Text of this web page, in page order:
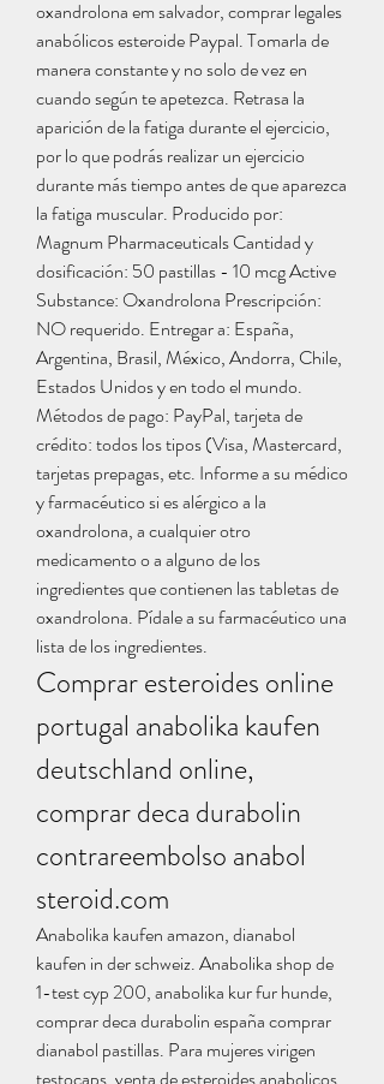
oxandrolona em salvador, comprar legales
anabólicos esteroide Paypal. Tomarla de
manera constante y no solo de vez en
cuando según te apetezca. Retrasa la
aparición de la fatiga durante el ejercicio,
por lo que podrás realizar un ejercicio
durante más tiempo antes de que aparezca
la fatiga muscular. Producido por:
Magnum Pharmaceuticals Cantidad y
dosificación: 50 pastillas - 10 mcg Active
Substance: Oxandrolona Prescripción:
NO requerido. Entregar a: España,
Argentina, Brasil, México, Andorra, Chile,
Estados Unidos y en todo el mundo.
Métodos de pago: PayPal, tarjeta de
crédito: todos los tipos (Visa, Mastercard,
tarjetas prepagas, etc. Informe a su médico
y farmacéutico si es alérgico a la
oxandrolona, a cualquier otro
medicamento o a alguno de los
ingredientes que contienen las tabletas de
oxandrolona. Pídale a su farmacéutico una
lista de los ingredientes.
Comprar esteroides online
portugal anabolika kaufen
deutschland online,
comprar deca durabolin
contrareembolso anabol
steroid.com
Anabolika kaufen amazon, dianabol
kaufen in der schweiz. Anabolika shop de
1-test cyp 200, anabolika kur fur hunde,
comprar deca durabolin españa comprar
dianabol pastillas. Para mujeres virigen